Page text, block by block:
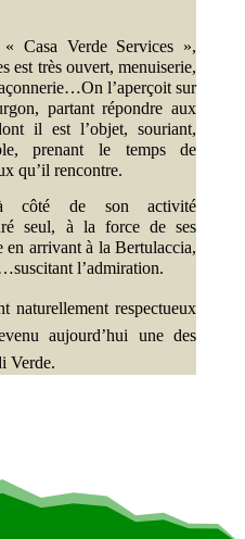
Casa Verde Services »,
est très ouvert, menuiserie,
l’aperçoit sur
partant répondre aux
il est l’objet, souriant,
prenant le temps de
qu’il rencontre.
à côté de son activité
seul, à la force de ses
en arrivant à la Bertulaccia,
l’admiration.
naturellement respectueux
aujourd’hui une des
Verde.